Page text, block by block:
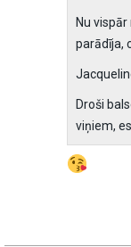
Nu
parādīja,
Droši
viņiem,